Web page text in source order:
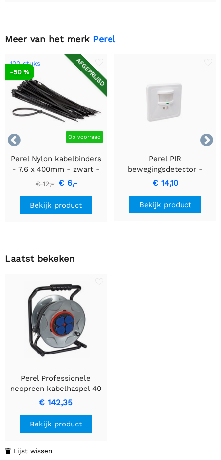
Meer van het merk Perel


AFGEPRIJSD
100 stuks
Op voorraad
-50 %
Perel Nylon kabelbinders
- 7.6 x 400mm - zwart -
100 stuks
€ 12,- € 6,-
Bekijk product
Perel PIR
bewegingsdetector -
Inbouw met
bewegingsdetectie &
inbouwontwerp
€ 14,10
Bekijk product
Laatst bekeken
Perel Professionele
neopreen kabelhaspel 40
meter - Duurzaam en
betrouwbaar
€ 142,35
Bekijk product
 Lijst wissen